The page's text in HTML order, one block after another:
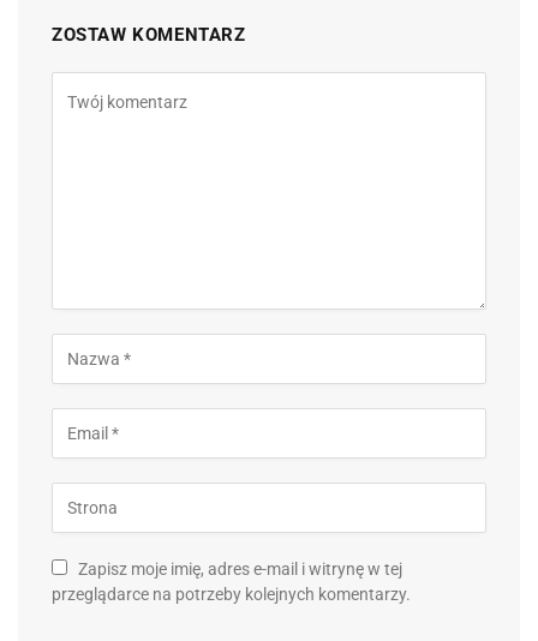
ZOSTAW KOMENTARZ
Zapisz moje imię, adres e-mail i witrynę w tej
przeglądarce na potrzeby kolejnych komentarzy.